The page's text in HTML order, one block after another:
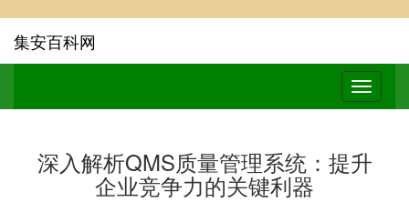
集安百科网
深入解析QMS质量管理系统：提升
企业竞争力的关键利器